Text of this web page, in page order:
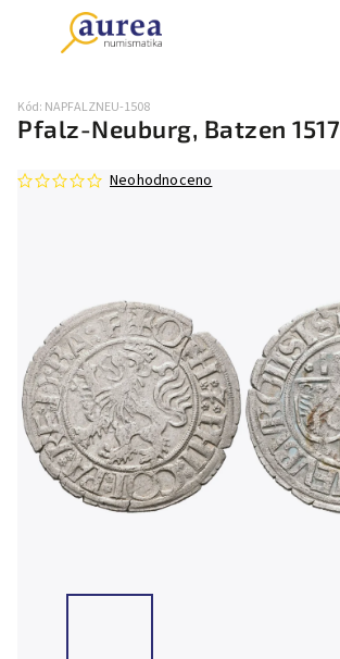
Pfalz-Neuburg, Batzen 1517
Kód: NAPFALZNEU-1508
Neohodnoceno